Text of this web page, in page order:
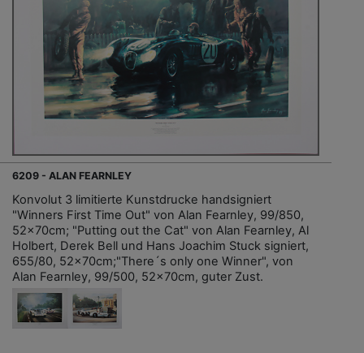
6209 - ALAN FEARNLEY
Konvolut 3 limitierte Kunstdrucke handsigniert
"Winners First Time Out" von Alan Fearnley, 99/850,
52x70cm; "Putting out the Cat" von Alan Fearnley, Al
Holbert, Derek Bell und Hans Joachim Stuck signiert,
655/80, 52x70cm;"There´s only one Winner", von
Alan Fearnley, 99/500, 52x70cm, guter Zust.